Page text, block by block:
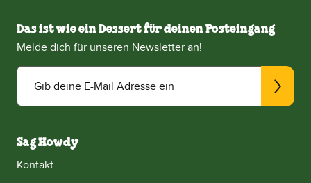
Das ist wie ein Dessert für deinen Posteingang
Melde dich für unseren Newsletter an!
Gib deine E-Mail Adresse ein
Sag Howdy
Kontakt